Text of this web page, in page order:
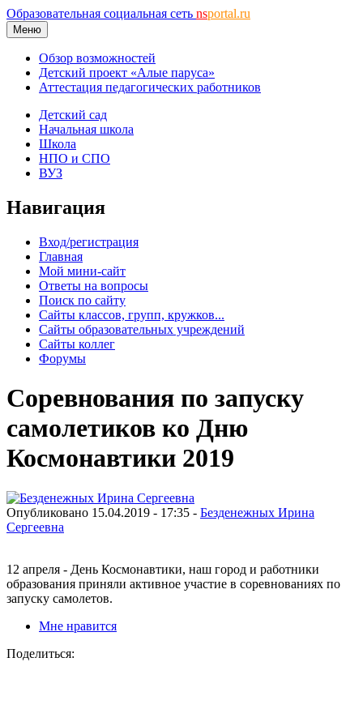
Образовательная социальная сеть nsportal.ru
Меню
Обзор возможностей
Детский проект «Алые паруса»
Аттестация педагогических работников
Детский сад
Начальная школа
Школа
НПО и СПО
ВУЗ
Навигация
Вход/регистрация
Главная
Мой мини-сайт
Ответы на вопросы
Поиск по сайту
Сайты классов, групп, кружков...
Сайты образовательных учреждений
Сайты коллег
Форумы
Соревнования по запуску
самолетиков ко Дню
Космонавтики 2019
Опубликовано 15.04.2019 - 17:35 - Безденежных Ирина
Сергеевна
12 апреля - День Космонавтики, наш город и работники
образования приняли активное участие в соревнованиях по
запуску самолетов.
Мне нравится
Поделиться: